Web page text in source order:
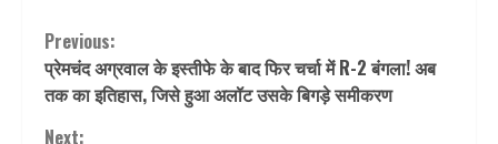
Continue
Reading
Previous:
प्रेमचंद अग्रवाल के इस्तीफे के बाद फिर चर्चा में R-2 बंगला! अब
तक का इतिहास, जिसे हुआ अलॉट उसके बिगड़े समीकरण
Next: